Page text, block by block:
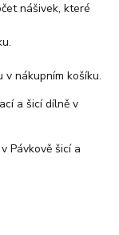
nášivek, které
nákupním košíku.
a šicí dílně v
Pávkově šicí a